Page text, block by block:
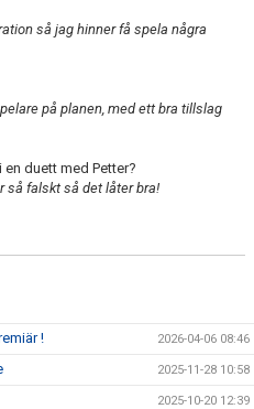
så jag hinner få spela några
på planen, med ett bra tillslag
duett med Petter?
så falskt så det låter bra!
! 2026-04-06 08:46
2025-11-28 10:58
2025-10-20 12:39